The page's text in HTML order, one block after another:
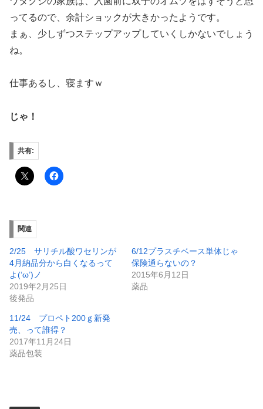
ってるので、余計ショックが大きかったようです。
まぁ、少しずつステップアップしていくしかないでしょう
ね。
仕事あるし、寝ますｗ
じゃ！
共有:
関連
2/25 サリチル酸ワセリンが
4月納品分から白くなるって
よ(‘ω’)ノ
2019年2月25日
後発品
6/12プラスチベース単体じゃ
保険通らないの？
2015年6月12日
薬品
11/24 プロペト200ｇ新発
売、って誰得？
2017年11月24日
薬品包装